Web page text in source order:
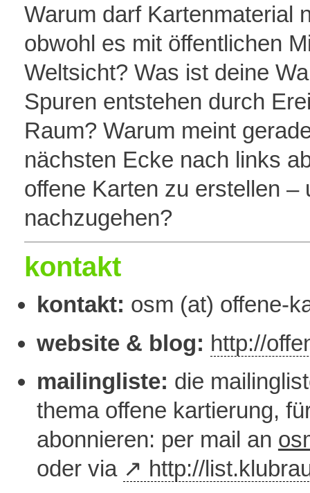
Warum darf Kartenmaterial
obwohl es mit öffentlichen
Weltsicht? Was ist deine
Spuren entstehen durch
Raum? Warum meint
nächsten Ecke nach links
offene Karten zu erstellen –
nachzugehen?
kontakt
kontakt: osm (at) offene-
website & blog: http://
mailingliste: die
thema offene kartierung,
abonnieren: per mail an
oder via
http://